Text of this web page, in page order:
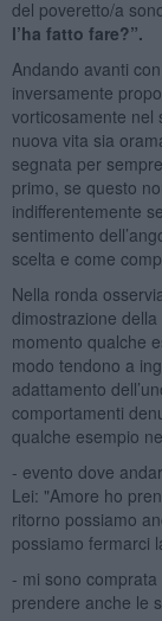
del poveretto/a
l’ha fatto fare?”.
Andando avanti
inversamente
vorticosamente nel
nuova vita sia
segnata per
primo, se questo
indifferentemente
sentimento
scelta e come
Nella ronda
dimostrazione
momento qualche
modo tendono a
adattamento
comportamenti
qualche esempio
- evento dove
Lei: "Amore ho
ritorno possiamo
possiamo fermarci
- mi sono
prendere anche le